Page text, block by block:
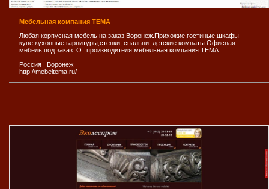
Мебельная компания ТЕМА
Любая корпусная мебель на заказ Воронеж.Прихожие,гостиные,шкафы-
купе,кухонные гарнитуры,стенки, спальни, детские комнаты.Офисная
мебель под заказ. От производителя мебельная компания ТЕМА.
Россия | Воронеж
http://mebeltema.ru/